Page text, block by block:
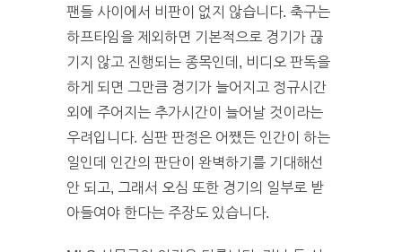
팬들 사이에서 비판이 없지 않습니다. 축구는
하프타임을 제외하면 기본적으로 경기가 끊
기지 않고 진행되는 종목인데, 비디오 판독을
하게 되면 그만큼 경기가 늘어지고 정규시간
외에 주어지는 추가시간이 늘어날 것이라는
우려입니다. 심판 판정은 어쨌든 인간이 하는
일인데 인간의 판단이 완벽하기를 기대해선
안 되고, 그래서 오심 또한 경기의 일부로 받
아들여야 한다는 주장도 있습니다.